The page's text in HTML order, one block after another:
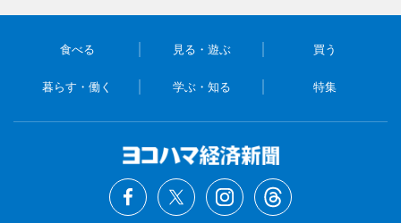
食べる 見る・遊ぶ 買う
暮らす・働く 学ぶ・知る 特集